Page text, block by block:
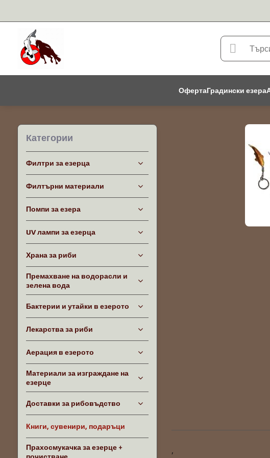
ОфертаГрадински езера
,
Категории
Филтри за езерца
Филтърни материали
Помпи за езера
UV лампи за езерца
Храна за риби
Премахване на водорасли и
зелена вода
Бактерии и утайки в езерото
Лекарства за риби
Аерация в езерото
Материали за изграждане на
езерце
Доставки за рибовъдство
Книги, сувенири, подаръци
Прахосмукачка за езерце +